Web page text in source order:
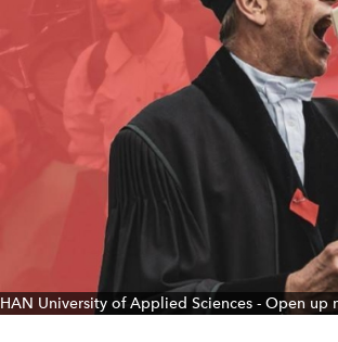
HAN University of Applied Sciences - Open up